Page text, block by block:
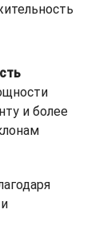
и более